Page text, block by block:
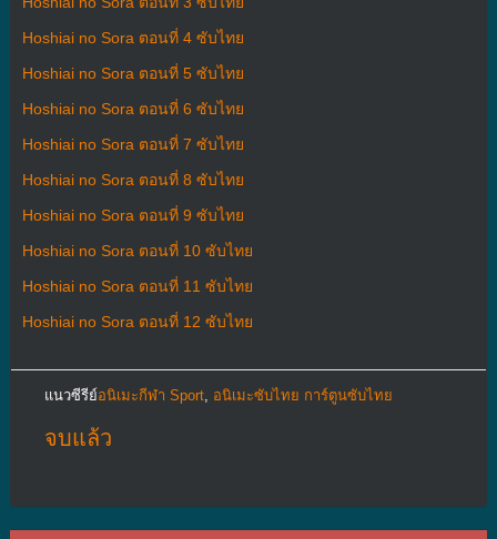
Hoshiai no Sora ตอนที่ 4 ซับไทย
Hoshiai no Sora ตอนที่ 5 ซับไทย
Hoshiai no Sora ตอนที่ 6 ซับไทย
Hoshiai no Sora ตอนที่ 7 ซับไทย
Hoshiai no Sora ตอนที่ 8 ซับไทย
Hoshiai no Sora ตอนที่ 9 ซับไทย
Hoshiai no Sora ตอนที่ 10 ซับไทย
Hoshiai no Sora ตอนที่ 11 ซับไทย
Hoshiai no Sora ตอนที่ 12 ซับไทย
แนวซีรีย์อนิเมะกีฬา Sport, อนิเมะซับไทย การ์ตูนซับไทย
จบแล้ว